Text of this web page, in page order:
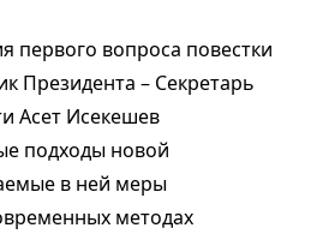
первого вопроса повестки
Президента – Секретарь
Асет Исекешев
подходы новой
в ней меры
методах